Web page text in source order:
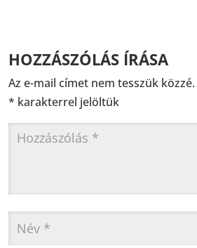
HOZZÁSZÓLÁS ÍRÁSA
Az e-mail címet nem tesszük közzé.
* karakterrel jelöltük